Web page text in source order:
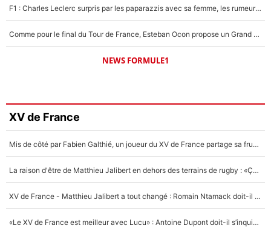
F1 : Charles Leclerc surpris par les paparazzis avec sa femme, les rumeurs étaient vraies !
Comme pour le final du Tour de France, Esteban Ocon propose un Grand Prix de Formule 1 à Paris : «Autour de l’Arc de Triomphe, ce serait génial» !
NEWS FORMULE1
XV de France
Mis de côté par Fabien Galthié, un joueur du XV de France partage sa frustration : «ils ne me l’ont pas dit tout de suite»
La raison d'être de Matthieu Jalibert en dehors des terrains de rugby : «Ça m'atteint autant que si tu touches à un membre de ma famille»
XV de France - Matthieu Jalibert a tout changé : Romain Ntamack doit-il s’inquiéter pour sa place à un an de la Coupe du monde ?
«Le XV de France est meilleur avec Lucu» : Antoine Dupont doit-il s’inquiéter pour sa place ?